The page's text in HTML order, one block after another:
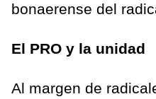
bonaerense del
El PRO y la unidad
Al margen de